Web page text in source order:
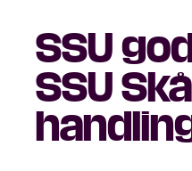
SSU
SSU